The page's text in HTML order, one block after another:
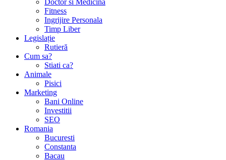
Fitness
Ingrijire Personala
Timp Liber
Legislație
Rutieră
Cum sa?
Stiati ca?
Animale
Pisici
Marketing
Bani Online
Investitii
SEO
Romania
Bucuresti
Constanta
Bacau